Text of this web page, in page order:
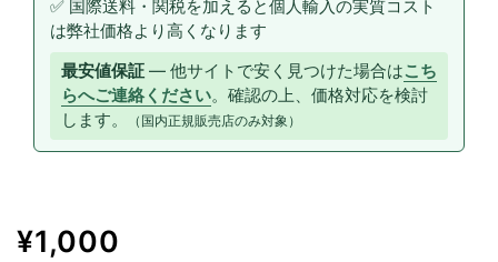
✅ 国際送料・関税を加えると個人輸入の実質コスト
は弊社価格より高くなります
最安値保証 — 他サイトで安く見つけた場合はこち
らへご連絡ください。確認の上、価格対応を検討
します。
（国内正規販売店のみ対象）
販
¥1,000